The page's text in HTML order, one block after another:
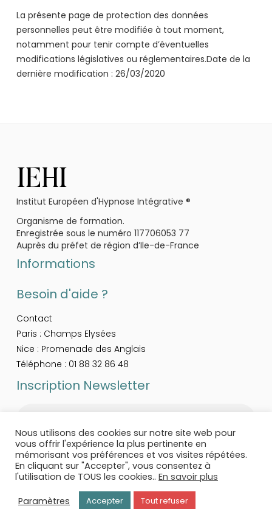
La présente page de protection des données
personnelles peut être modifiée à tout moment,
notamment pour tenir compte d’éventuelles
modifications législatives ou réglementaires.Date de la
dernière modification : 26/03/2020
IEHI
Institut Européen d'Hypnose Intégrative ®
Organisme de formation.
Enregistrée sous le numéro 117706053 77
Auprès du préfet de région d’Ile-de-France
Informations
Besoin d'aide ?
Contact
Paris : Champs Elysées
Nice : Promenade des Anglais
Téléphone : 01 88 32 86 48
Inscription Newsletter
mail
*
Nous utilisons des cookies sur notre site web pour
vous offrir l'expérience la plus pertinente en
mémorisant vos préférences et vos visites répétées.
En cliquant sur "Accepter", vous consentez à
l'utilisation de TOUS les cookies.. En savoir plus
Paramètres
Accepter Tout refuser